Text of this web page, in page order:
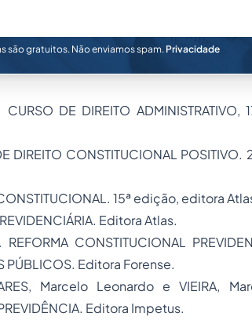
são gratuitos. Não enviamos spam. Privacidade
DE DIREITO ADMINISTRATIVO,
DIREITO CONSTITUCIONAL
15ª edição, editora
Editora Atlas.
CONSTITUCIONAL
PÚBLICOS. Editora Forense.
Marcelo Leonardo e VIEIRA,
Editora Impetus.